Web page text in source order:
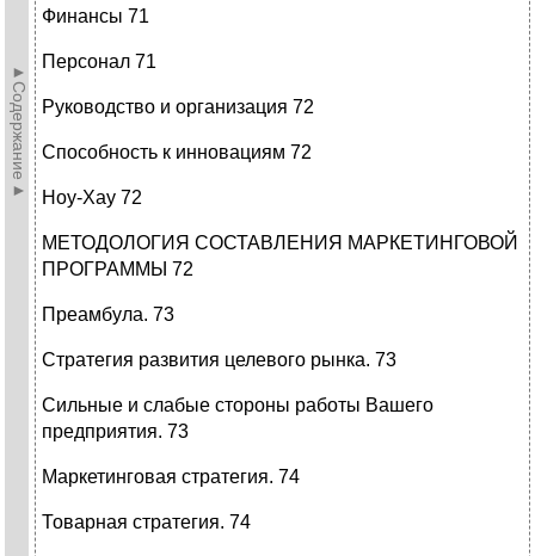
►Содержание►
Финансы 71
Персонал 71
Руководство и организация 72
Способность к инновациям 72
Ноу-Хау 72
МЕТОДОЛОГИЯ СОСТАВЛЕНИЯ МАРКЕТИНГОВОЙ
ПРОГРАММЫ 72
Преамбула. 73
Стратегия развития целевого рынка. 73
Сильные и слабые стороны работы Вашего
предприятия. 73
Маркетинговая стратегия. 74
Товарная стратегия. 74